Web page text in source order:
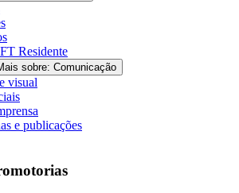
Residente
sobre: Comunicação
visual
e publicações